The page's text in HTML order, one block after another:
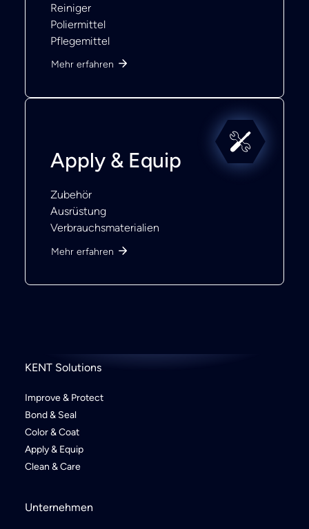
Reiniger
Poliermittel
Pflegemittel
Mehr erfahren
Apply & Equip
Zubehör
Ausrüstung
Verbrauchsmaterialien
Mehr erfahren
KENT Solutions
Improve & Protect
Bond & Seal
Color & Coat
Apply & Equip
Clean & Care
Unternehmen